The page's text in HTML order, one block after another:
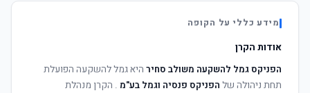
מידע כללי על הקופה
אודות הקרן
הפניקס גמל להשקעה משולב סחיר היא גמל להשקעה הפועלת
תחת ניהולה של הפניקס פנסיה וגמל בע"מ . הקרן מנהלת